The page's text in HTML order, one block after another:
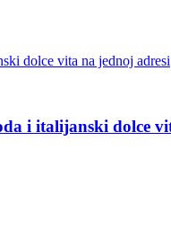
i italijanski dolce